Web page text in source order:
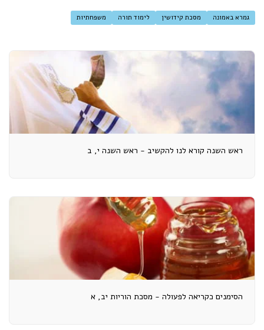
גמרא באמונה מסכת קידושין לימוד תורה משפחתיות
ראש השנה קורא לנו להקשיב - ראש השנה י, ב
הסימנים כקריאה לפעולה - מסכת הוריות יב, א